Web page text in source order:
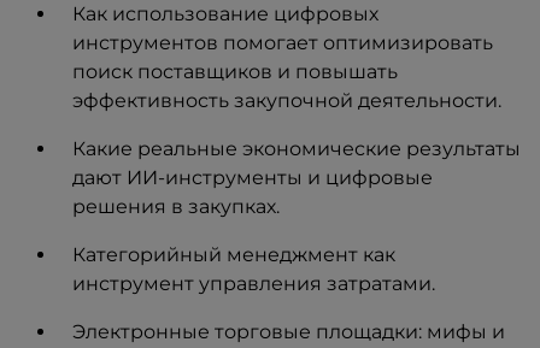
Как использование цифровых
инструментов помогает оптимизировать
поиск поставщиков и повышать
эффективность закупочной деятельности.
Какие реальные экономические результаты
дают ИИ-инструменты и цифровые
решения в закупках.
Категорийный менеджмент как
инструмент управления затратами.
Электронные торговые площадки: мифы и